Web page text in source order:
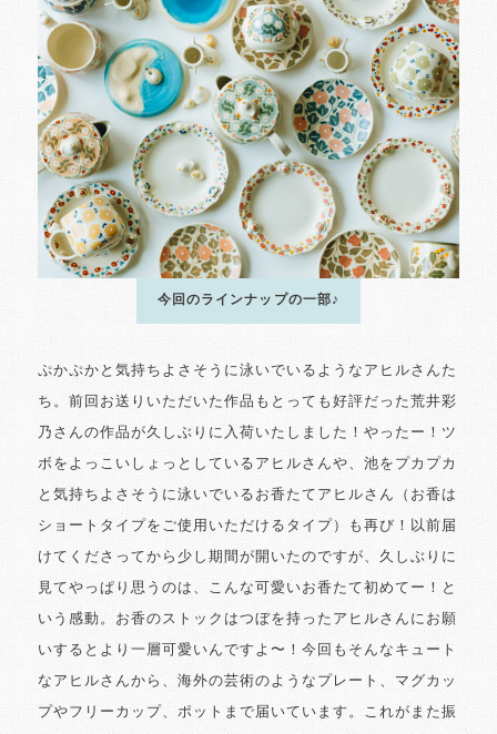
今回のラインナップの一部♪
ぷかぷかと気持ちよさそうに泳いでいるようなアヒルさんた
ち。前回お送りいただいた作品もとっても好評だった荒井彩
乃さんの作品が久しぶりに入荷いたしました！やったー！ツ
ボをよっこいしょっとしているアヒルさんや、池をプカプカ
と気持ちよさそうに泳いでいるお香たてアヒルさん（お香は
ショートタイプをご使用いただけるタイプ）も再び！以前届
けてくださってから少し期間が開いたのですが、久しぶりに
見てやっぱり思うのは、こんな可愛いお香たて初めてー！と
いう感動。お香のストックはつぼを持ったアヒルさんにお願
いするとより一層可愛いんですよ〜！今回もそんなキュート
なアヒルさんから、海外の芸術のようなプレート、マグカッ
プやフリーカップ、ポットまで届いています。これがまた振